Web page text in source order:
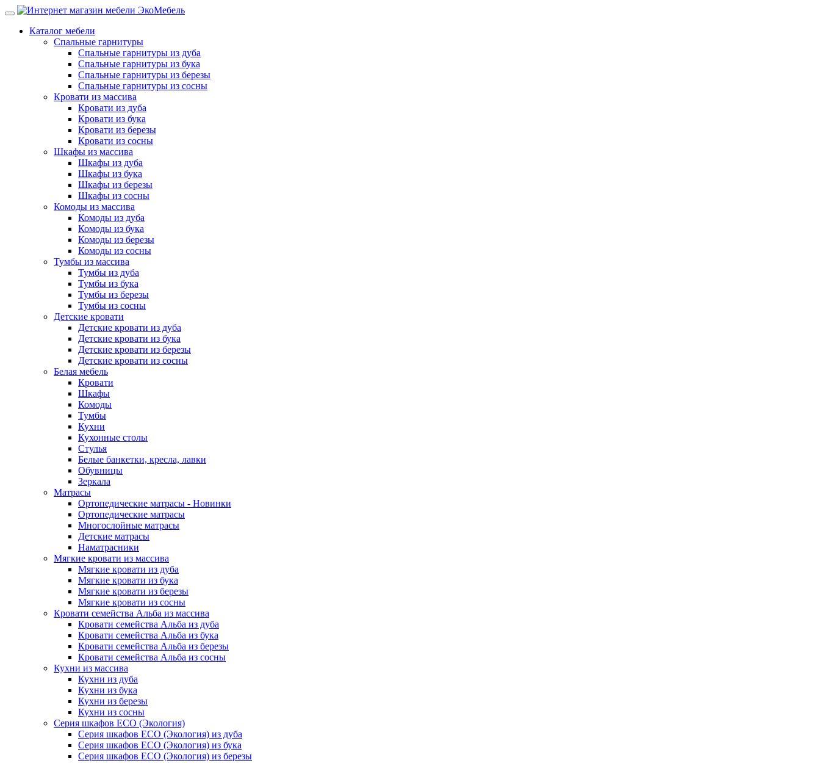
Каталог мебели
Спальные гарнитуры
Спальные гарнитуры из дуба
Спальные гарнитуры из бука
Спальные гарнитуры из березы
Спальные гарнитуры из сосны
Кровати из массива
Кровати из дуба
Кровати из бука
Кровати из березы
Кровати из сосны
Шкафы из массива
Шкафы из дуба
Шкафы из бука
Шкафы из березы
Шкафы из сосны
Комоды из массива
Комоды из дуба
Комоды из бука
Комоды из березы
Комоды из сосны
Тумбы из массива
Тумбы из дуба
Тумбы из бука
Тумбы из березы
Тумбы из сосны
Детские кровати
Детские кровати из дуба
Детские кровати из бука
Детские кровати из березы
Детские кровати из сосны
Белая мебель
Кровати
Шкафы
Комоды
Тумбы
Кухни
Кухонные столы
Стулья
Белые банкетки, кресла, лавки
Обувницы
Зеркала
Матрасы
Ортопедические матрасы - Новинки
Ортопедические матрасы
Многослойные матрасы
Детские матрасы
Наматрасники
Мягкие кровати из массива
Мягкие кровати из дуба
Мягкие кровати из бука
Мягкие кровати из березы
Мягкие кровати из сосны
Кровати семейства Альба из массива
Кровати семейства Альба из дуба
Кровати семейства Альба из бука
Кровати семейства Альба из березы
Кровати семейства Альба из сосны
Кухни из массива
Кухни из дуба
Кухни из бука
Кухни из березы
Кухни из сосны
Серия шкафов ECO (Экология)
Серия шкафов ECO (Экология) из дуба
Серия шкафов ECO (Экология) из бука
Серия шкафов ECO (Экология) из березы